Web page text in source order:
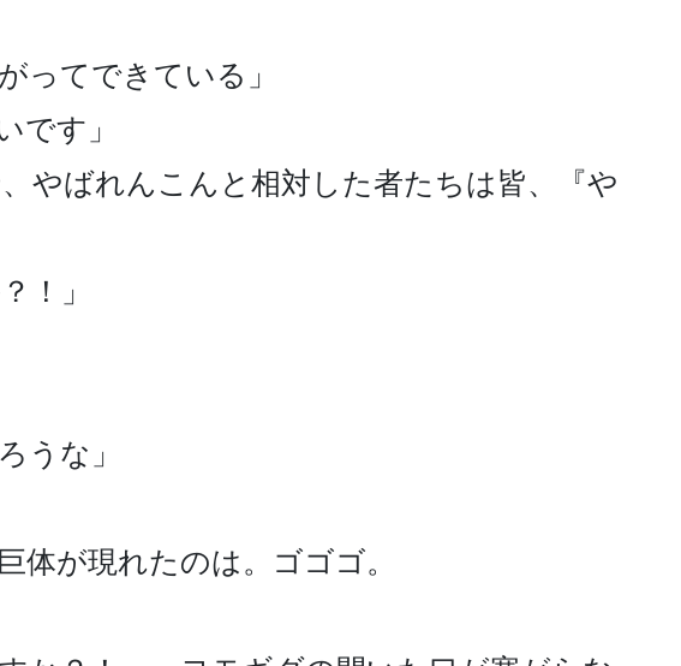
ってできている」
です」
やばれんこんと相対した者たちは皆、『や
！」
うな」
が現れたのは。ゴゴゴ。